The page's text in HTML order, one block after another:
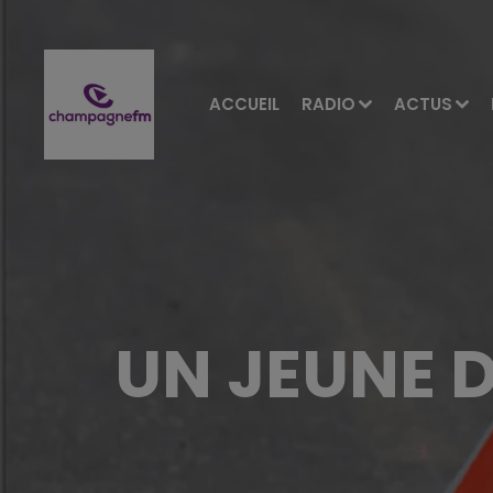
ACCUEIL RADIO ACTUS
UN JEUNE